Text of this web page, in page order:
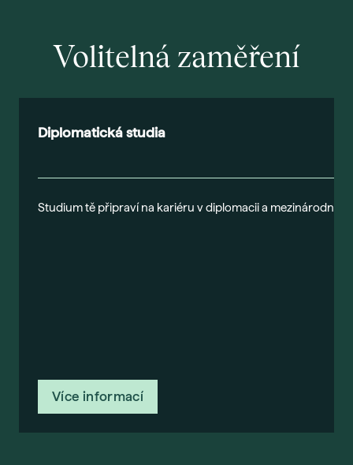
Volitelná zaměření
Diplomatická studia
Studium tě připraví na kariéru v diplomacii a
Více informací